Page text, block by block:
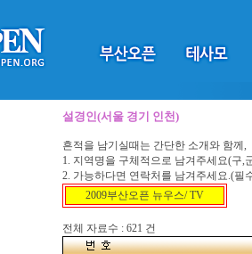
설경인(서울 경기 인천)
흔적을 남기실때는 간단한 소개와 함께,
1. 지역명을 구체적으로 남겨주세요(구,
2. 가능하다면 연락처를 남겨주세요.(필
2009부산오픈 뉴우스/ TV
전체 자료수 : 621 건